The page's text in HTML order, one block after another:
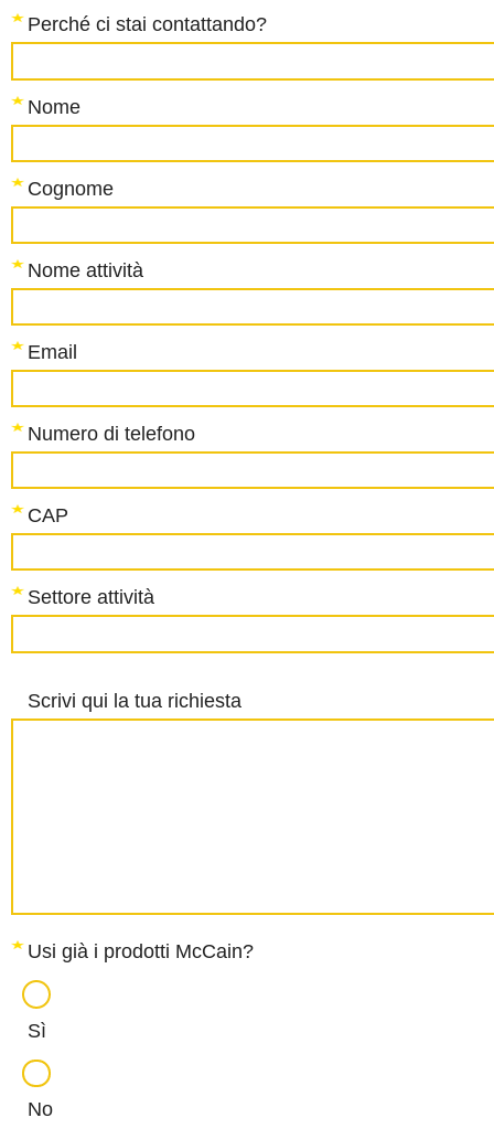
Perché ci stai contattando?
Nome
Cognome
Nome attività
Email
Numero di telefono
CAP
Settore attività
Scrivi qui la tua richiesta
Usi già i prodotti McCain?
Sì
No